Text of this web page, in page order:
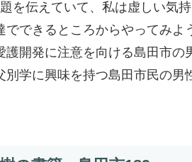
を伝えていて、私は虚しい気
できるところからやってみよ
開発に注意を向ける島田市の
学に興味を持つ島田市民の男